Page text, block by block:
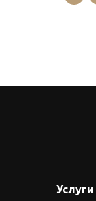
Услуги